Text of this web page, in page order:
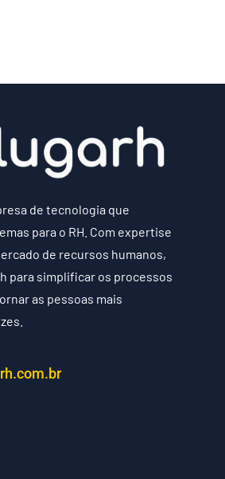
de tecnologia que
para o RH. Com expertise
de recursos humanos,
para simplificar os processos
as pessoas mais